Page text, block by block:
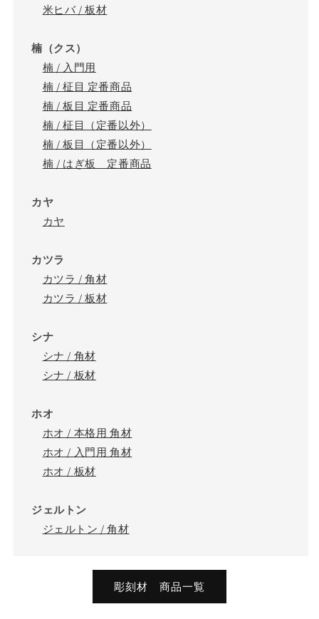
米ヒバ / 板材
楠（クス）
楠 / 入門用
楠 / 柾目 定番商品
楠 / 板目 定番商品
楠 / 柾目（定番以外）
楠 / 板目（定番以外）
楠 / はぎ板 定番商品
カヤ
カヤ
カツラ
カツラ / 角材
カツラ / 板材
シナ
シナ / 角材
シナ / 板材
ホオ
ホオ / 本格用 角材
ホオ / 入門用 角材
ホオ / 板材
ジェルトン
ジェルトン / 角材
彫刻材 商品一覧